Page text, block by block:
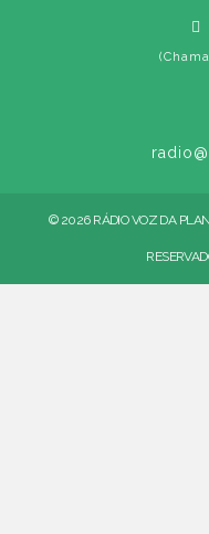
© 2026 RÁDIO VOZ DA